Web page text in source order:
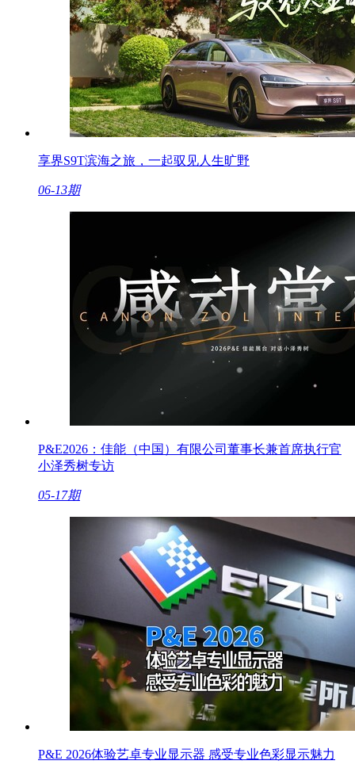
享界S9T滨海之旅，一起驭见人生旷野
06-13期
P&E2026：佳能（中国）有限公司董事长兼首席执行官
小泽秀树专访
05-17期
P&E 2026体验艺卓专业显示器 感受专业色彩显示魅力